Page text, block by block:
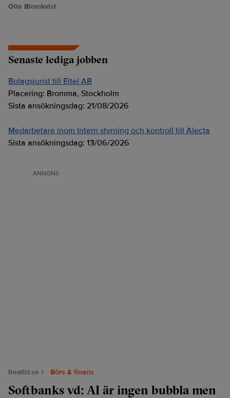
Olle Blomkvist
Senaste lediga jobben
Bolagsjurist till Eltel AB
Placering: Bromma, Stockholm
Sista ansökningsdag: 21/08/2026
Medarbetare inom Intern styrning och kontroll till Alecta
Sista ansökningsdag: 13/06/2026
ANNONS
Realtid.se Börs & finans
Softbanks vd: AI är ingen bubbla men